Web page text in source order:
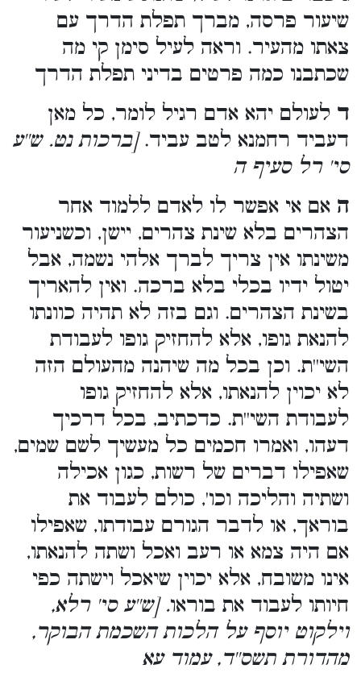
שיעור פרסה, מברך תפלת הדרך עם
צאתו מהעיר. וראה לעיל סימן קי מה
שכתבנו כמה פרטים בדיני תפלת הדרך
ד לעולם יהא אדם רגיל לומר, כל מאן
דעביד רחמנא לטב עביד.[ברכות נט. ש''ע
סי' רל סעיף ה
ה אם אי אפשר לו לאדם ללמוד אחר
הצהרים בלא שינת צהרים, יישן, וכשניעור
משינתו אין צריך לברך אלהי נשמה, אבל
יטול ידיו בכלי בלא ברכה. ואין להאריך
בשינת הצהרים. וגם בזה לא תהיה כוונתו
להנאת גופו, אלא להחזיק גופו לעבודת
השי''ת. וכן בכל מה שיהנה מהעולם הזה
לא יכוין להנאתו, אלא להחזיק גופו
לעבודת השי''ת. כדכתיב, בכל דרכיך
דעהו, ואמרו חכמים כל מעשיך לשם שמים,
שאפילו דברים של רשות, כגון אכילה
ושתיה והליכה וכו', כולם לעבוד את
בוראך, או לדבר הגורם עבודתו, שאפילו
אם היה צמא או רעב ואכל ושתה להנאתו,
אינו משובח, אלא יכוין שיאכל וישתה כפי
חיותו לעבוד את בוראו. [ש''ע סי' רלא,
וילקוט יוסף על הלכות השכמת הבוקר,
מהדורת תשס''ד, עמוד עא